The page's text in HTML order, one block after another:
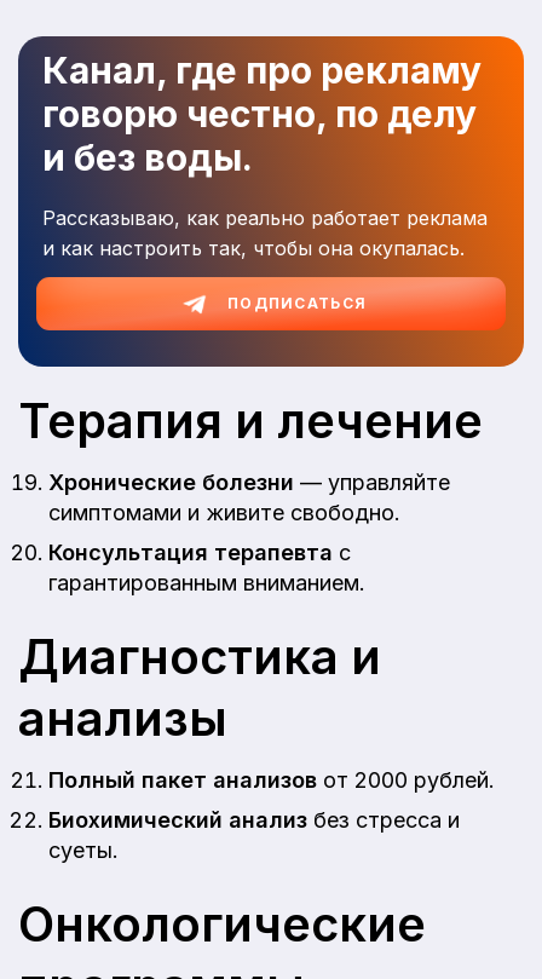
Канал, где про рекламу
говорю честно, по делу
и без воды.
Рассказываю, как реально работает реклама
и как настроить так, чтобы она окупалась.
ПОДПИСАТЬСЯ
Терапия и лечение
Хронические болезни — управляйте
симптомами и живите свободно.
Консультация терапевта с
гарантированным вниманием.
Диагностика и
анализы
Полный пакет анализов от 2000 рублей.
Биохимический анализ без стресса и
суеты.
Онкологические